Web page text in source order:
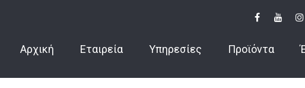
Αρχική Εταιρεία Υπηρεσίες Προϊόντα